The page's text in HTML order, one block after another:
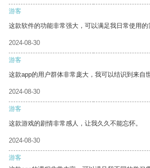
游客
这款软件的功能非常强大，可以满足我日常使用的
2024-08-30
游客
这款app的用户群体非常庞大，我可以结识到来自
2024-08-30
游客
这款游戏的剧情非常感人，让我久久不能忘怀。
2024-08-30
游客